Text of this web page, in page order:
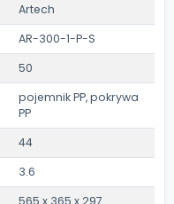
Artech
AR-300-1-P-S
50
pojemnik PP, pokrywa
PP
44
3.6
565 x 365 x 297